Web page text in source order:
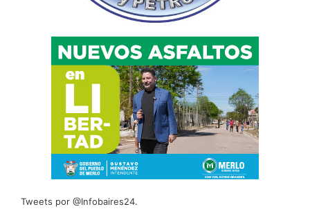
Tweets por @Infobaires24.